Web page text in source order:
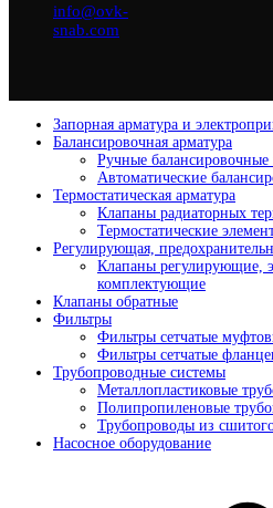
info@ovk-
snab.com
Запорная арматура и
Балансировочная арматура
Ручные
Автоматические
Термостатическая арматура
Клапаны радиаторных
Термостатические
Регулирующая,
Клапаны регулирующие,
комплектующие
Клапаны обратные
Фильтры
Фильтры сетчатые
Фильтры сетчатые
Трубопроводные системы
Металлопластиковые
Полипропиленовые
Трубопроводы из
Насосное оборудование